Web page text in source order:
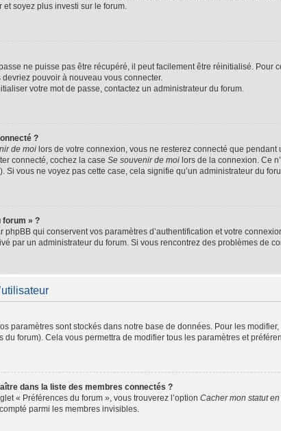
soyez plus investi sur le forum.
ne puisse pas être récupéré, il peut facilement être réinitialisé.
pouvoir à nouveau vous connecter.
votre mot de passe, contactez un administrateur du forum.
?
de moi lors de votre connexion, vous ne resterez connecté que
connecté, cochez la case Se souvenir de moi lors de la connexion. Ce
Si vous ne voyez pas cette case, cela signifie qu’un administrateur du
forum » ?
qui conservent vos paramètres d’authentification et votre
par un administrateur du forum. Si vous rencontrez des problèmes de
paramètres sont stockés dans notre base de données. Pour les
du forum). Cela vous permettra de modifier tous les paramètres et
dans la liste des membres connectés ?
« Préférences du forum », vous trouverez l’option Cacher mon statut
parmi les membres invisibles.